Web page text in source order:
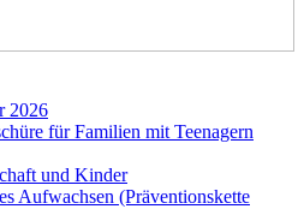
2026
für Familien mit Teenagern
und Kinder
Aufwachsen (Präventionskette